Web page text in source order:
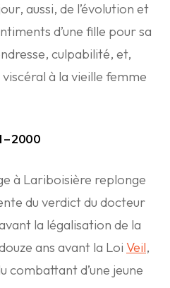
aussi, de l’évolution et
d’une fille pour sa
culpabilité, et,
à la vieille femme
– 2000
à Lariboisière replonge
du verdict du docteur
la légalisation de la
ans avant la Loi Veil,
combattant d’une jeune